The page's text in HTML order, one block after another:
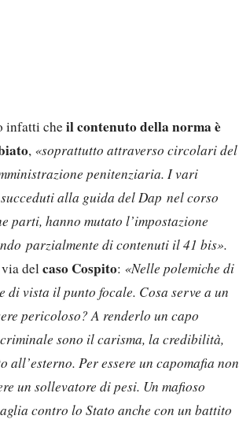
infatti cheil contenuto della norma è
, «soprattutto attraverso circolari del
penitenziaria. I vari
alla guida del Dap nel corso
parti, hanno mutato l’impostazione
parzialmente di contenuti il 41 bis».
delcaso Cospito: «Nelle polemiche di
di vista il punto focale. Cosa serve a un
pericoloso? A renderlo un capo
sono il carisma, la credibilità,
all’esterno. Per essere un capomafia non
un sollevatore di pesi. Un mafioso
contro lo Stato anche con un battito